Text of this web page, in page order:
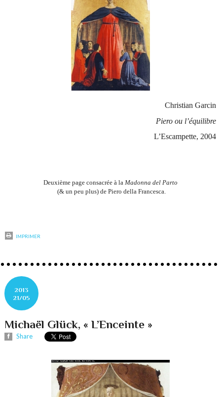
Christian Garcin
Piero ou l’équilibre
L’Escampette, 2004
Deuxième page consacrée à la Madonna del Parto
(& un peu plus) de Piero della Francesca.
IMPRIMER
2013
21/05
Michaël Glück, « L’Enceinte »
Share